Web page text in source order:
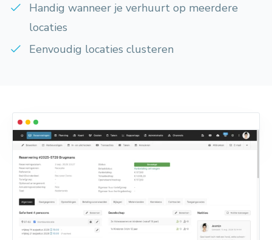
Handig wanneer je verhuurt op meerdere
locaties
Eenvoudig locaties clusteren